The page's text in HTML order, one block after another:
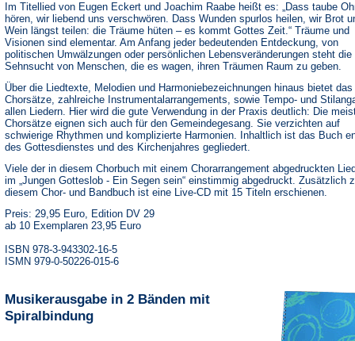
Im Titellied von Eugen Eckert und Joachim Raabe heißt es: „Dass taube
hören, wir liebend uns verschwören. Dass Wunden spurlos heilen, wir Brot
Wein längst teilen: die Träume hüten – es kommt Gottes Zeit.“ Träume und
Visionen sind elementar. Am Anfang jeder bedeutenden Entdeckung, von
politischen Umwälzungen oder persönlichen Lebensveränderungen steht die
Sehnsucht von Menschen, die es wagen, ihren Träumen Raum zu geben.
Über die Liedtexte, Melodien und Harmoniebezeichnungen hinaus bietet
Chorsätze, zahlreiche Instrumentalarrangements, sowie Tempo- und
allen Liedern. Hier wird die gute Verwendung in der Praxis deutlich: Die
Chorsätze eignen sich auch für den Gemeindegesang. Sie verzichten auf
schwierige Rhythmen und komplizierte Harmonien. Inhaltlich ist das Buch
des Gottesdienstes und des Kirchenjahres gegliedert.
Viele der in diesem Chorbuch mit einem Chorarrangement abgedruckten
im „Jungen Gotteslob - Ein Segen sein“ einstimmig abgedruckt. Zusätzlich
diesem Chor- und Bandbuch ist eine Live-CD mit 15 Titeln erschienen.
Preis: 29,95 Euro, Edition DV 29
ab 10 Exemplaren 23,95 Euro
ISBN 978-3-943302-16-5
ISMN 979-0-50226-015-6
Musikerausgabe in 2 Bänden mit
Spiralbindung